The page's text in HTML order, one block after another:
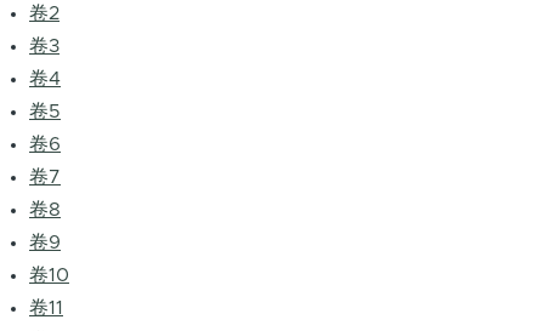
卷2
卷3
卷4
卷5
卷6
卷7
卷8
卷9
卷10
卷11